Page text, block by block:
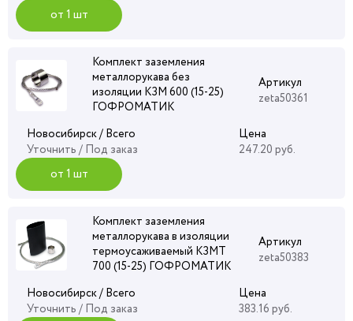
от 1 шт
Комплект заземления
металлорукава без
изоляции КЗМ 600 (15-25)
ГОФРОМАТИК
Артикул
zeta50361
Новосибирск / Всего
Уточнить / Под заказ
Цена
247.20 руб.
от 1 шт
Комплект заземления
металлорукава в изоляции
термоусаживаемый КЗМТ
700 (15-25) ГОФРОМАТИК
Артикул
zeta50383
Новосибирск / Всего
Уточнить / Под заказ
Цена
383.16 руб.